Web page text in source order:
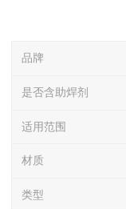
品牌
是否含助焊剂
适用范围
材质
类型